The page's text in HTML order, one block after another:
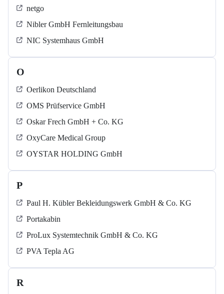
netgo
Nibler GmbH Fernleitungsbau
NIC Systemhaus GmbH
O
Oerlikon Deutschland
OMS Prüfservice GmbH
Oskar Frech GmbH + Co. KG
OxyCare Medical Group
OYSTAR HOLDING GmbH
P
Paul H. Kübler Bekleidungswerk GmbH & Co. KG
Portakabin
ProLux Systemtechnik GmbH & Co. KG
PVA Tepla AG
R